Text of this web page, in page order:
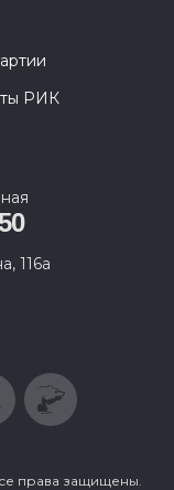
РИК
116а
права защищены.